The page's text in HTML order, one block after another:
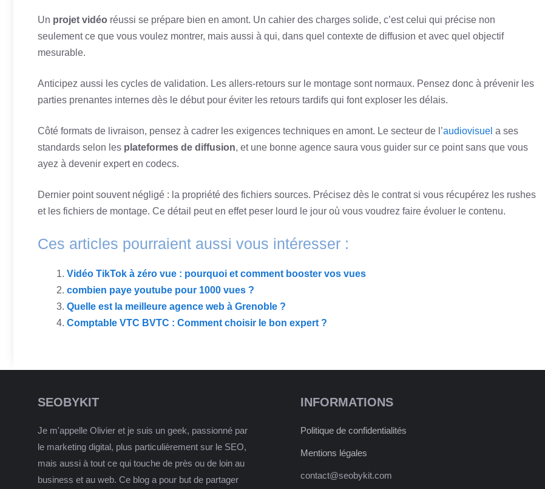
Un projet vidéo réussi se prépare bien en amont. Un cahier des charges solide, c’est celui qui précise non
seulement ce que vous voulez montrer, mais aussi à qui, dans quel contexte de diffusion et avec quel objectif
mesurable.
Anticipez aussi les cycles de validation. Les allers-retours sur le montage sont normaux. Pensez donc à prévenir les
parties prenantes internes dès le début pour éviter les retours tardifs qui font exploser les délais.
Côté formats de livraison, pensez à cadrer les exigences techniques en amont. Le secteur de l’audiovisuel a ses
standards selon les plateformes de diffusion, et une bonne agence saura vous guider sur ce point sans que vous
ayez à devenir expert en codecs.
Dernier point souvent négligé : la propriété des fichiers sources. Précisez dès le contrat si vous récupérez les rushes
et les fichiers de montage. Ce détail peut en effet peser lourd le jour où vous voudrez faire évoluer le contenu.
Ces articles pourraient aussi vous intéresser :
Vidéo TikTok à zéro vue : pourquoi et comment booster vos vues
combien paye youtube pour 1000 vues ?
Quelle est la meilleure agence web à Grenoble ?
Comptable VTC BVTC : Comment choisir le bon expert ?
SEOBYKIT
Je m'appelle Olivier et je suis un geek, passionné par
le marketing digital, plus particulièrement sur le SEO,
mais aussi à tout ce qui touche de près ou de loin au
business et au web. Ce blog a pour but de partager
INFORMATIONS
Politique de confidentialités
Mentions légales
contact@seobykit.com